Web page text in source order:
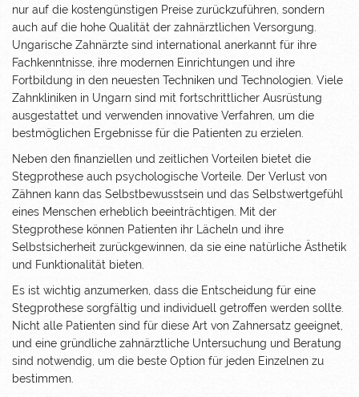
nur auf die kostengünstigen Preise zurückzuführen, sondern
auch auf die hohe Qualität der zahnärztlichen Versorgung.
Ungarische Zahnärzte sind international anerkannt für ihre
Fachkenntnisse, ihre modernen Einrichtungen und ihre
Fortbildung in den neuesten Techniken und Technologien. Viele
Zahnkliniken in Ungarn sind mit fortschrittlicher Ausrüstung
ausgestattet und verwenden innovative Verfahren, um die
bestmöglichen Ergebnisse für die Patienten zu erzielen.
Neben den finanziellen und zeitlichen Vorteilen bietet die
Stegprothese auch psychologische Vorteile. Der Verlust von
Zähnen kann das Selbstbewusstsein und das Selbstwertgefühl
eines Menschen erheblich beeinträchtigen. Mit der
Stegprothese können Patienten ihr Lächeln und ihre
Selbstsicherheit zurückgewinnen, da sie eine natürliche Ästhetik
und Funktionalität bieten.
Es ist wichtig anzumerken, dass die Entscheidung für eine
Stegprothese sorgfältig und individuell getroffen werden sollte.
Nicht alle Patienten sind für diese Art von Zahnersatz geeignet,
und eine gründliche zahnärztliche Untersuchung und Beratung
sind notwendig, um die beste Option für jeden Einzelnen zu
bestimmen.